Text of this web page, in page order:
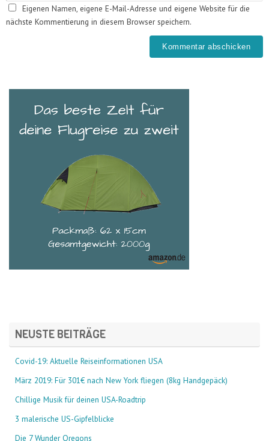
Eigenen Namen, eigene E-Mail-Adresse und eigene Website für die
nächste Kommentierung in diesem Browser speichern.
NEUSTE BEITRÄGE
Covid-19: Aktuelle Reiseinformationen USA
März 2019: Für 301€ nach New York fliegen (8kg Handgepäck)
Chillige Musik für deinen USA-Roadtrip
3 malerische US-Gipfelblicke
Die 7 Wunder Oregons